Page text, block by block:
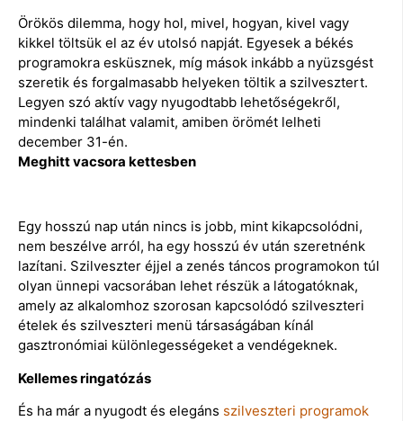
Örökös dilemma, hogy hol, mivel, hogyan, kivel vagy
kikkel töltsük el az év utolsó napját. Egyesek a békés
programokra esküsznek, míg mások inkább a nyüzsgést
szeretik és forgalmasabb helyeken töltik a szilvesztert.
Legyen szó aktív vagy nyugodtabb lehetőségekről,
mindenki találhat valamit, amiben örömét lelheti
december 31-én.
Meghitt vacsora kettesben
Egy hosszú nap után nincs is jobb, mint kikapcsolódni,
nem beszélve arról, ha egy hosszú év után szeretnénk
lazítani. Szilveszter éjjel a zenés táncos programokon túl
olyan ünnepi vacsorában lehet részük a látogatóknak,
amely az alkalomhoz szorosan kapcsolódó szilveszteri
ételek és szilveszteri menü társaságában kínál
gasztronómiai különlegességeket a vendégeknek.
Kellemes ringatózás
És ha már a nyugodt és elegáns szilveszteri programok